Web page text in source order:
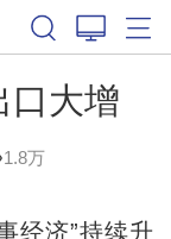
口大增
1.8万
济”持续升